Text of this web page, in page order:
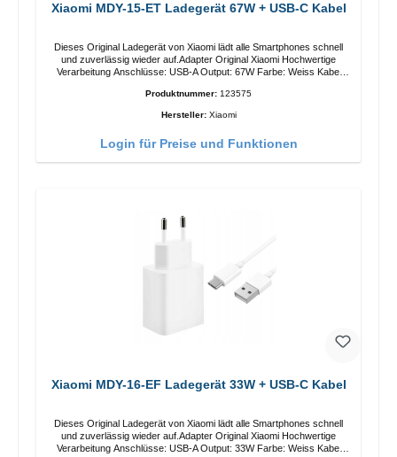
Xiaomi MDY-15-ET Ladegerät 67W + USB-C Kabel
Dieses Original Ladegerät von Xiaomi lädt alle Smartphones schnell
und zuverlässig wieder auf.Adapter Original Xiaomi Hochwertige
Verarbeitung Anschlüsse: USB-A Output: 67W Farbe: Weiss Kabel
Produktnummer: 123575
Hersteller: Xiaomi
Login für Preise und Funktionen
Xiaomi MDY-16-EF Ladegerät 33W + USB-C Kabel
Dieses Original Ladegerät von Xiaomi lädt alle Smartphones schnell
und zuverlässig wieder auf.Adapter Original Xiaomi Hochwertige
Verarbeitung Anschlüsse: USB-A Output: 33W Farbe: Weiss Kabel